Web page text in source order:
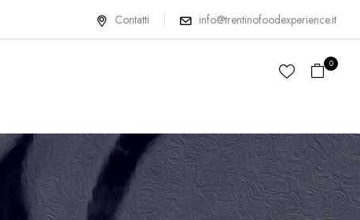
Contatti info@trentinofoodexperience.it
0